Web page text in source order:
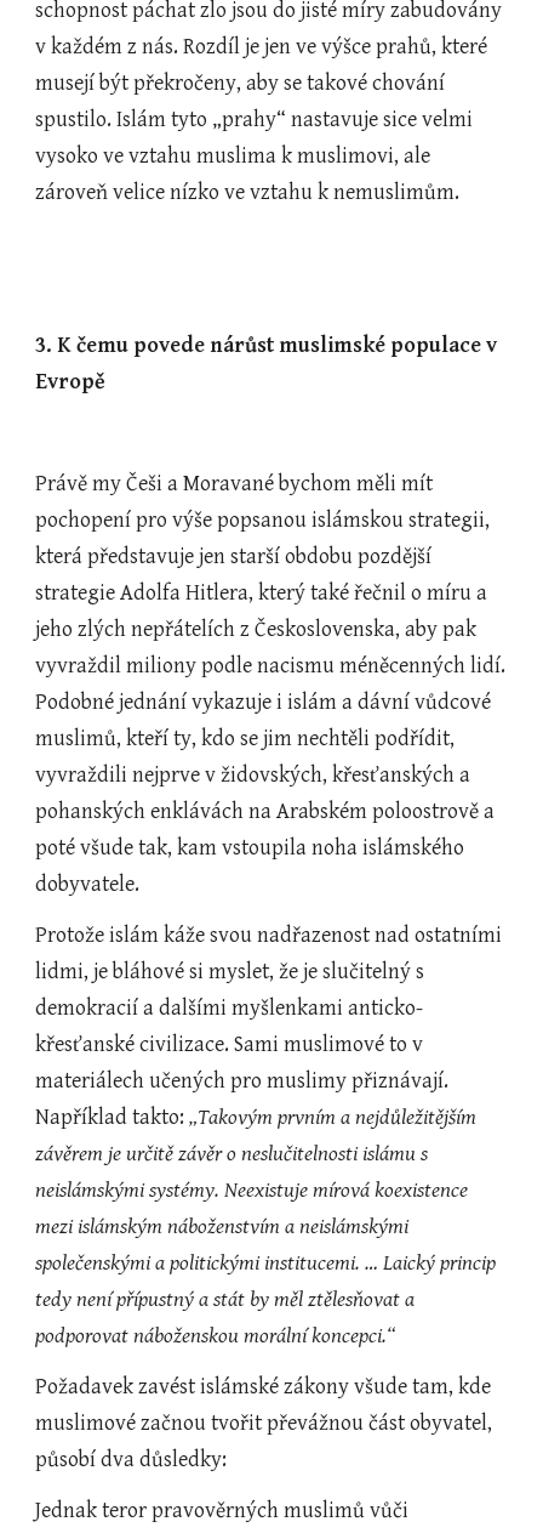
schopnost páchat zlo jsou do jisté míry zabudovány
v každém z nás. Rozdíl je jen ve výšce prahů, které
musejí být překročeny, aby se takové chování
spustilo. Islám tyto „prahy“ nastavuje sice velmi
vysoko ve vztahu muslima k muslimovi, ale
zároveň velice nízko ve vztahu k nemuslimům.
3. K čemu povede nárůst muslimské populace v
Evropě
Právě my Češi a Moravané bychom měli mít
pochopení pro výše popsanou islámskou strategii,
která představuje jen starší obdobu pozdější
strategie Adolfa Hitlera, který také řečnil o míru a
jeho zlých nepřátelích z Československa, aby pak
vyvraždil miliony podle nacismu méněcenných lidí.
Podobné jednání vykazuje i islám a dávní vůdcové
muslimů, kteří ty, kdo se jim nechtěli podřídit,
vyvraždili nejprve v židovských, křesťanských a
pohanských enklávách na Arabském poloostrově a
poté všude tak, kam vstoupila noha islámského
dobyvatele.
Protože islám káže svou nadřazenost nad ostatními
lidmi, je bláhové si myslet, že je slučitelný s
demokracií a dalšími myšlenkami anticko-
křesťanské civilizace. Sami muslimové to v
materiálech učených pro muslimy přiznávají.
Například takto: „Takovým prvním a nejdůležitějším
závěrem je určitě závěr o neslučitelnosti islámu s
neislámskými systémy. Neexistuje mírová koexistence
mezi islámským náboženstvím a neislámskými
společenskými a politickými institucemi. … Laický princip
tedy není přípustný a stát by měl ztělesňovat a
podporovat náboženskou morální koncepci.“
Požadavek zavést islámské zákony všude tam, kde
muslimové začnou tvořit převážnou část obyvatel,
působí dva důsledky:
Jednak teror pravověrných muslimů vůči